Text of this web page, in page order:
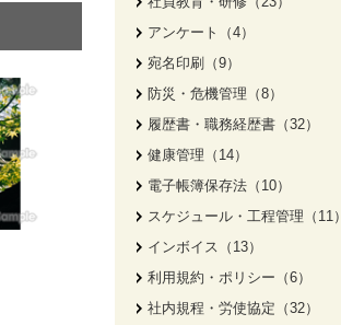
アンケート（4）
宛名印刷（9）
防災・危機管理（8）
履歴書・職務経歴書（32）
健康管理（14）
電子帳簿保存法（10）
スケジュール・工程管理（11）
インボイス（13）
利用規約・ポリシー（6）
社内規程・労使協定（32）